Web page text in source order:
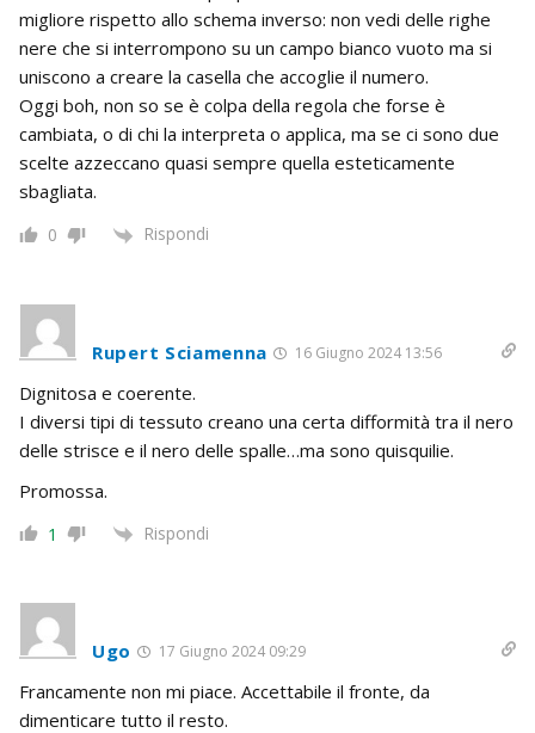
migliore rispetto allo schema inverso: non vedi delle righe
nere che si interrompono su un campo bianco vuoto ma si
uniscono a creare la casella che accoglie il numero.
Oggi boh, non so se è colpa della regola che forse è
cambiata, o di chi la interpreta o applica, ma se ci sono due
scelte azzeccano quasi sempre quella esteticamente
sbagliata.
0 Rispondi
Rupert Sciamenna 16 Giugno 2024 13:56
Dignitosa e coerente.
I diversi tipi di tessuto creano una certa difformità tra il nero
delle strisce e il nero delle spalle…ma sono quisquilie.
Promossa.
1 Rispondi
Ugo 17 Giugno 2024 09:29
Francamente non mi piace. Accettabile il fronte, da
dimenticare tutto il resto.